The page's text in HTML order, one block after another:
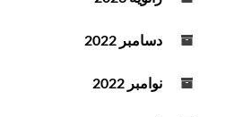
دسامبر 2022
نوامبر 2022